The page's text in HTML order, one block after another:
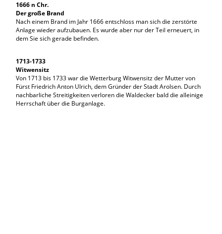
1666 n Chr.
Der große Brand
Nach einem Brand im Jahr 1666 entschloss man sich die zerstörte
Anlage wieder aufzubauen. Es wurde aber nur der Teil erneuert, in
dem Sie sich gerade befinden.
1713-1733
Witwensitz
Von 1713 bis 1733 war die Wetterburg Witwensitz der Mutter von
Fürst Friedrich Anton Ulrich, dem Gründer der Stadt Arolsen. Durch
nachbarliche Streitigkeiten verloren die Waldecker bald die alleinige
Herrschaft über die Burganlage.